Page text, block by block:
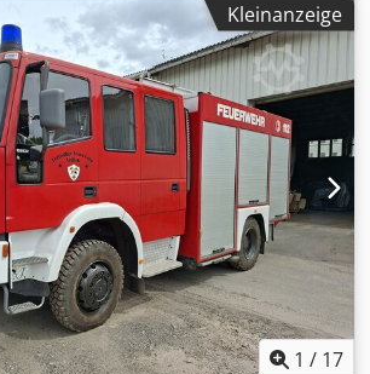
Kleinanzeige
1 / 17